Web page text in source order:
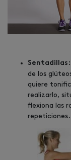
Sentadillas:
de los
quiere
realizarlo,
flexiona las
repeticiones.